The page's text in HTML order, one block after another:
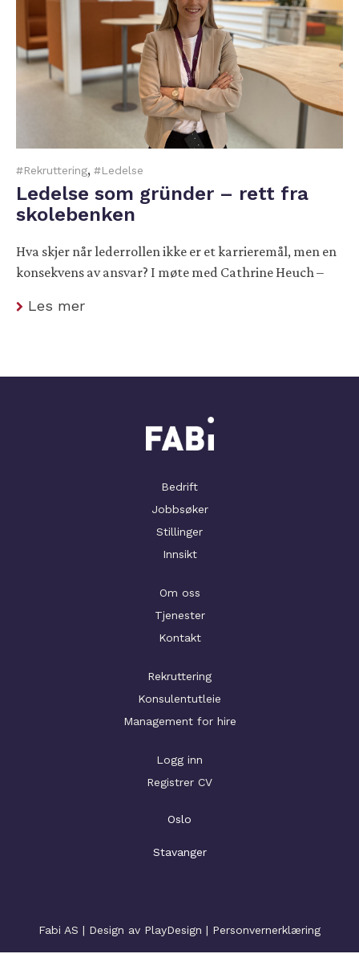
#Rekruttering, #Ledelse
Ledelse som gründer – rett fra
skolebenken
Hva skjer når lederrollen ikke er et karrieremål, men en
konsekvens av ansvar? I møte med Cathrine Heuch –
Les mer
Bedrift
Jobbsøker
Stillinger
Innsikt
Om oss
Tjenester
Kontakt
Rekruttering
Konsulentutleie
Management for hire
Logg inn
Registrer CV
Oslo
Stavanger
Fabi AS | Design av PlayDesign | Personvernerklæring